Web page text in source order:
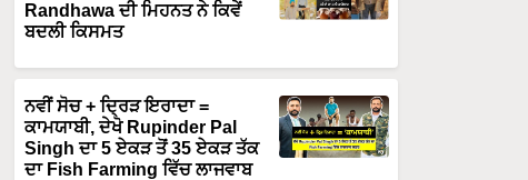
Randhawa ਦੀ ਮਿਹਨਤ ਨੇ ਕਿਵੇਂ
ਬਦਲੀ ਕਿਸਮਤ
ਨਵੀਂ ਸੋਚ + ਦ੍ਰਿੜ ਇਰਾਦਾ =
ਕਾਮਯਾਬੀ, ਦੇਖੋ Rupinder Pal
Singh ਦਾ 5 ਏਕੜ ਤੋਂ 35 ਏਕੜ ਤੱਕ
ਦਾ Fish Farming ਵਿੱਚ ਲਾਜਵਾਬ